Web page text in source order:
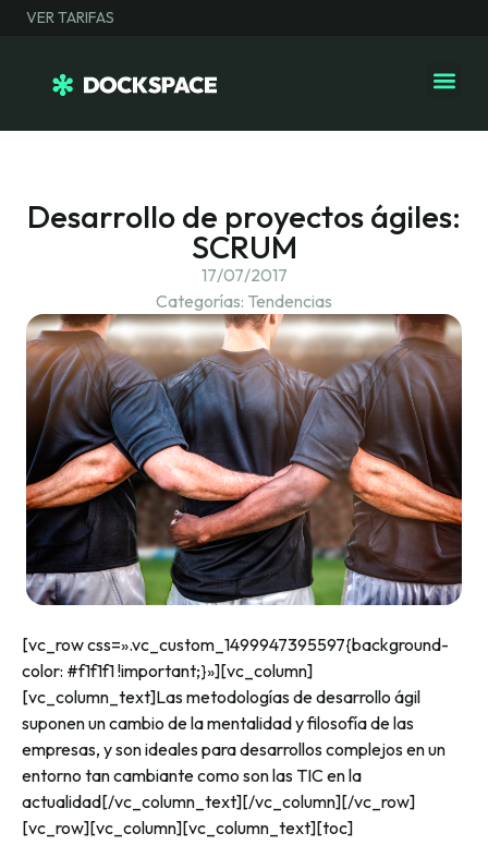
VER TARIFAS
Desarrollo de proyectos ágiles:
SCRUM
17/07/2017
Categorías: Tendencias
[vc_row css=».vc_custom_1499947395597{background-
color: #f1f1f1 !important;}»][vc_column]
[vc_column_text]Las metodologías de desarrollo ágil
suponen un cambio de la mentalidad y filosofía de las
empresas, y son ideales para desarrollos complejos en un
entorno tan cambiante como son las TIC en la
actualidad[/vc_column_text][/vc_column][/vc_row]
[vc_row][vc_column][vc_column_text][toc]